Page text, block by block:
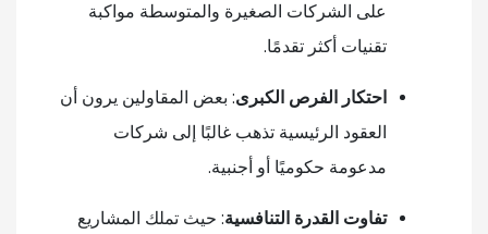
على الشركات الصغيرة والمتوسطة مواكبة
تقنيات أكثر تقدمًا.
احتكار الفرص الكبرى: بعض المقاولين يرون أن
العقود الرئيسية تذهب غالبًا إلى شركات
مدعومة حكوميًا أو أجنبية.
تفاوت القدرة التنافسية: حيث تملك المشاريع